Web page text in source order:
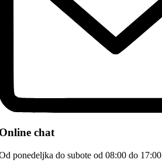
chat
ponedeljka do subote od 08:00 do 17:00